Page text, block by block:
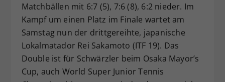
Matchbällen mit 6:7 (5), 7:6 (8), 6:2 nieder. Im
Kampf um einen Platz im Finale wartet am
Samstag nun der drittgereihte, japanische
Lokalmatador Rei Sakamoto (ITF 19). Das
Double ist für Schwärzler beim Osaka Mayor’s
Cup, auch World Super Junior Tennis